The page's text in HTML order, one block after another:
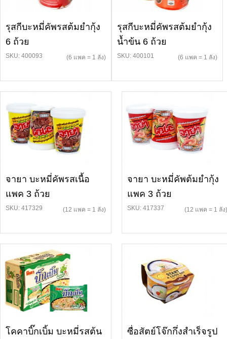
รุสกีบะหมี่คัพรสต้มยำกุ้ง
6 ถ้วย
SKU: 400093 (6 แพค = 1 ลัง)
รุสกีบะหมี่คัพรสต้มยำกุ้ง
น้ำข้น 6 ถ้วย
SKU: 400101 (6 แพค = 1 ลัง)
จายา บะหมี่คัพรสเนื้อ
แพค 3 ถ้วย
SKU: 417329 (12 แพค = 1 ลัง)
จายา บะหมี่คัพต้มยำกุ้ง
แพค 3 ถ้วย
SKU: 417337 (12 แพค = 1 ลัง)
โคคาบิ๊กเบิ้ม บะหมี่รสต้น
ซื่อสัตย์โจ๊กกึ่งสำเร็จรูป